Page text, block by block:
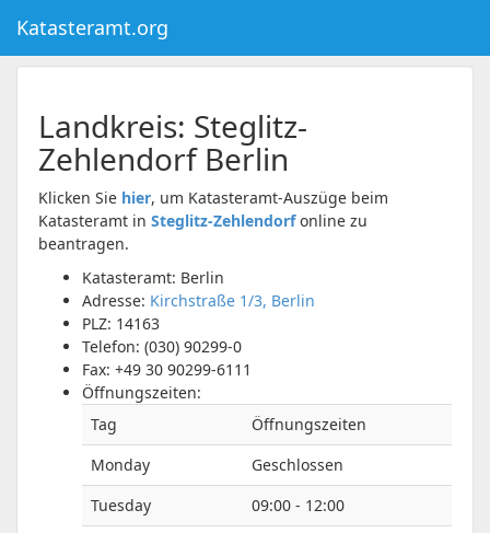
Katasteramt.org
Landkreis: Steglitz-
ZehlendorfBerlin
Klicken Sie hier, um Katasteramt-Auszüge beim
Katasteramt in Steglitz-Zehlendorfonline zu
beantragen.
Katasteramt: Berlin
Adresse: Kirchstraße 1/3, Berlin
PLZ: 14163
Telefon: (030) 90299-0
Fax: +49 30 90299-6111
Öffnungszeiten:
Tag
Öffnungszeiten
Monday
Geschlossen
Tuesday
09:00 - 12:00